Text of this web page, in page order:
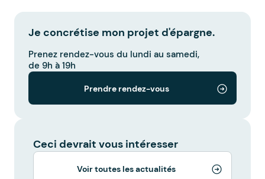
Je concrétise mon projet d'épargne.
Prenez rendez-vous du lundi au samedi,
de 9h à 19h
Prendre rendez-vous
Ceci devrait vous intéresser
Voir toutes les actualités